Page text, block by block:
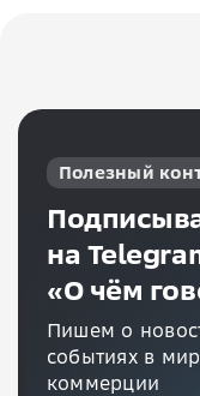
Полезный
на
«О чём
Пишем о
событиях в
коммерции